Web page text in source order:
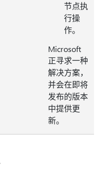
节点执
行操
作。
Microsoft
正寻求一种
解决方案，
并会在即将
发布的版本
中提供更
新。